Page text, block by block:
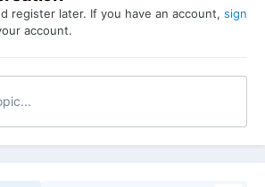
register later. If you have an account, sign
account.